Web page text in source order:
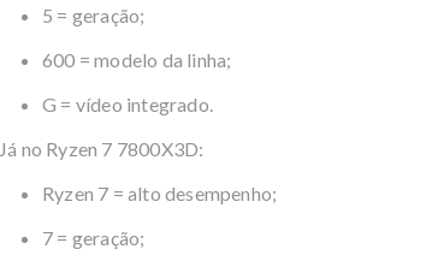
5 = geração;
600 = modelo da linha;
G = vídeo integrado.
Já no Ryzen 7 7800X3D:
Ryzen 7 = alto desempenho;
7 = geração;